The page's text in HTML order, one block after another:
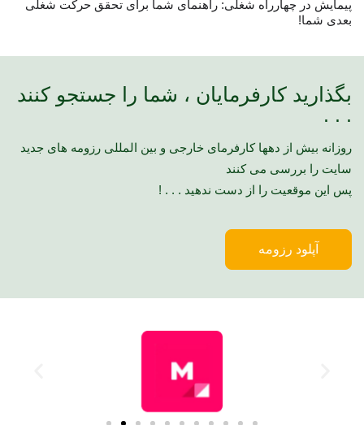
پیمایش در چهارراه شغلی: راهنمای شما برای تحقق حرکت شغلی
بعدی شما!
بگذارید کارفرمایان ، شما را جستجو کنند
. . .
روزانه بیش از دهها کارفرمای خارجی و بین المللی رزومه های جدید
سایت را بررسی می کنند
پس این موقعیت را از دست ندهید . . . !
آپلود رزومه